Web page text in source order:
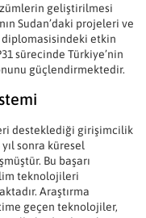
geliştirilmesi
Sudan’daki projeleri ve
etkin
sürecinde Türkiye’nin
güçlendirmektedir.
desteklediği girişimcilik
sonra küresel
Bu başarı
teknolojileri
Araştırma
geçen teknolojiler,